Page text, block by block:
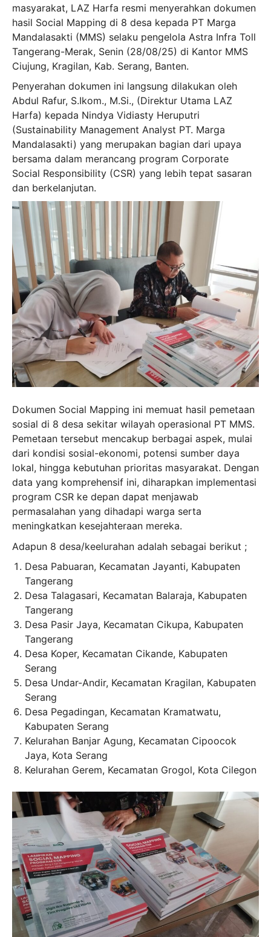
masyarakat, LAZ Harfa resmi menyerahkan dokumen
hasil Social Mapping di 8 desa kepada PT Marga
Mandalasakti (MMS) selaku pengelola Astra Infra Toll
Tangerang-Merak, Senin (28/08/25) di Kantor MMS
Ciujung, Kragilan, Kab. Serang, Banten.
Penyerahan dokumen ini langsung dilakukan oleh
Abdul Rafur, S.Ikom., M.Si., (Direktur Utama LAZ
Harfa) kepada Nindya Vidiasty Heruputri
(Sustainability Management Analyst PT. Marga
Mandalasakti) yang merupakan bagian dari upaya
bersama dalam merancang program Corporate
Social Responsibility (CSR) yang lebih tepat sasaran
dan berkelanjutan.
Dokumen Social Mapping ini memuat hasil pemetaan
sosial di 8 desa sekitar wilayah operasional PT MMS.
Pemetaan tersebut mencakup berbagai aspek, mulai
dari kondisi sosial-ekonomi, potensi sumber daya
lokal, hingga kebutuhan prioritas masyarakat. Dengan
data yang komprehensif ini, diharapkan implementasi
program CSR ke depan dapat menjawab
permasalahan yang dihadapi warga serta
meningkatkan kesejahteraan mereka.
Adapun 8 desa/keelurahan adalah sebagai berikut ;
Desa Pabuaran, Kecamatan Jayanti, Kabupaten
Tangerang
Desa Talagasari, Kecamatan Balaraja, Kabupaten
Tangerang
Desa Pasir Jaya, Kecamatan Cikupa, Kabupaten
Tangerang
Desa Koper, Kecamatan Cikande, Kabupaten
Serang
Desa Undar-Andir, Kecamatan Kragilan, Kabupaten
Serang
Desa Pegadingan, Kecamatan Kramatwatu,
Kabupaten Serang
Kelurahan Banjar Agung, Kecamatan Cipoocok
Jaya, Kota Serang
Kelurahan Gerem, Kecamatan Grogol, Kota Cilegon